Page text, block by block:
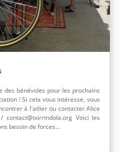
des bénévoles pour les prochains
! Si cela vous intéresse, vous
à l'atlier ou contacter Alice
Voici les
besoin de forces...